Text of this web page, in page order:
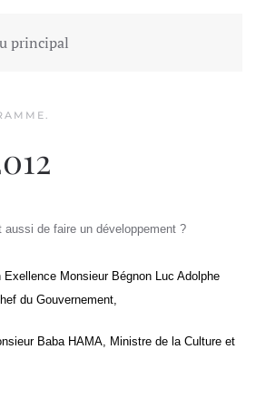
principal
.
de faire un développement ?
Monsieur Bégnon Luc Adolphe
du Gouvernement,
Baba HAMA, Ministre de la Culture et